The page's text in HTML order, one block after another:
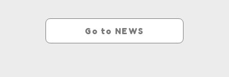
Go to NEWS